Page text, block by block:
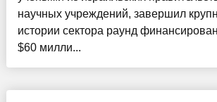
научных учреждений, завершил
истории сектора раунд
$60 милли...